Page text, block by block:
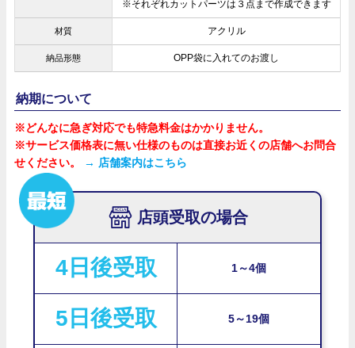
※それぞれカットパーツは３点まで作成できます
材質 アクリル
納品形態 OPP袋に入れてのお渡し
納期について
※どんなに急ぎ対応でも特急料金はかかりません。
※サービス価格表に無い仕様のものは直接お近くの店舗へお問合
せください。
→ 店舗案内はこちら
店頭受取の場合
4日後受取 1～4個
5日後受取 5～19個